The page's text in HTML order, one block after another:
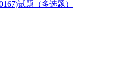
试题（多选题）